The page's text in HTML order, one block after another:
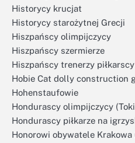
Historycy krucjat
Historycy starożytnej Grecji
Hiszpańscy olimpijczycy
Hiszpańscy szermierze
Hiszpańscy trenerzy piłkarscy
Hobie Cat dolly construction
Hohenstaufowie
Hondurascy olimpijczycy
Hondurascy piłkarze na
Honorowi obywatele